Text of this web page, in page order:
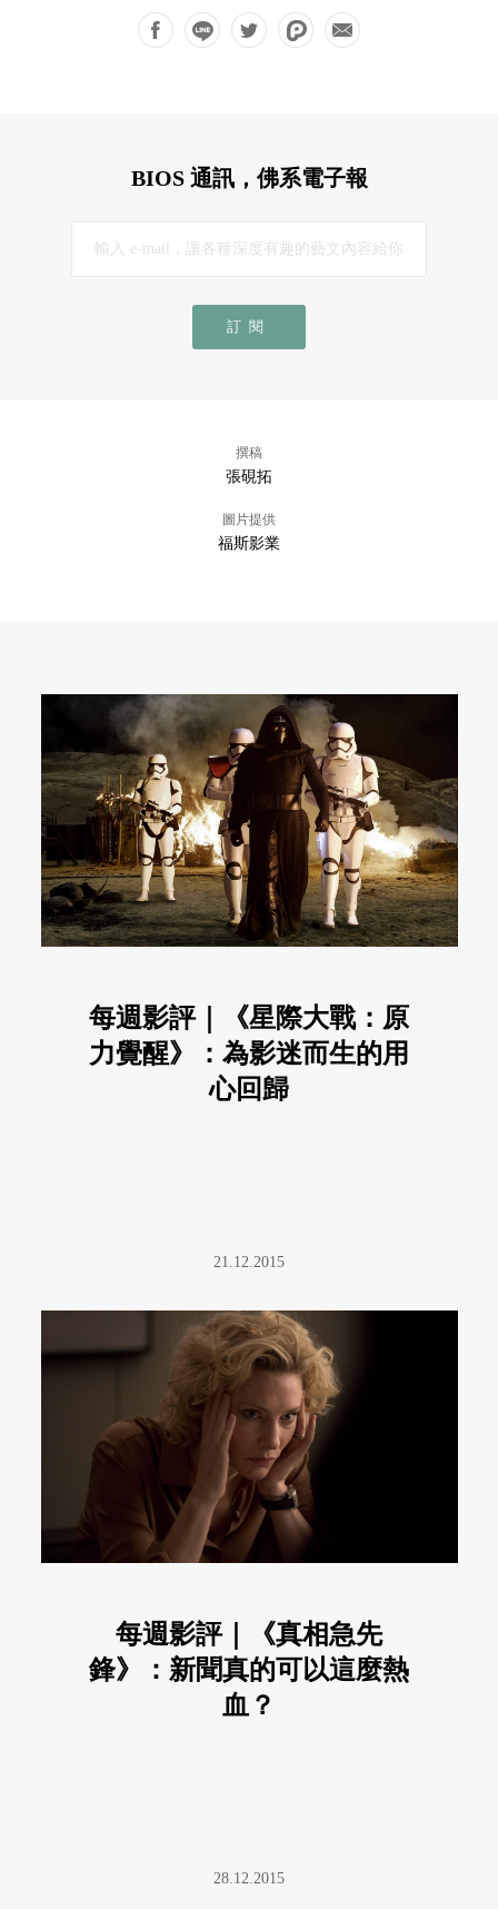
BIOS 通訊，佛系電子報
訂閱
撰稿
張硯拓
圖片提供
福斯影業
每週影評｜《星際大戰：原
力覺醒》：為影迷而生的用
心回歸
21.12.2015
每週影評｜《真相急先
鋒》：新聞真的可以這麼熱
血？
28.12.2015